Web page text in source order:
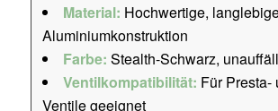
Material: Hochwertige,
Aluminiumkonstruktion
Farbe: Stealth-Schwarz,
Ventilkompatibilität: Für Presta-
Ventile geeignet